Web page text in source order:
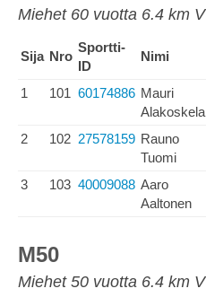
Miehet 60 vuotta 6.4 km V
Sija Nro
Sportti-
ID
Nimi
1 101 60174886 Mauri
Alakoskela
2 102 27578159 Rauno
Tuomi
3 103 40009088 Aaro
Aaltonen
M50
Miehet 50 vuotta 6.4 km V